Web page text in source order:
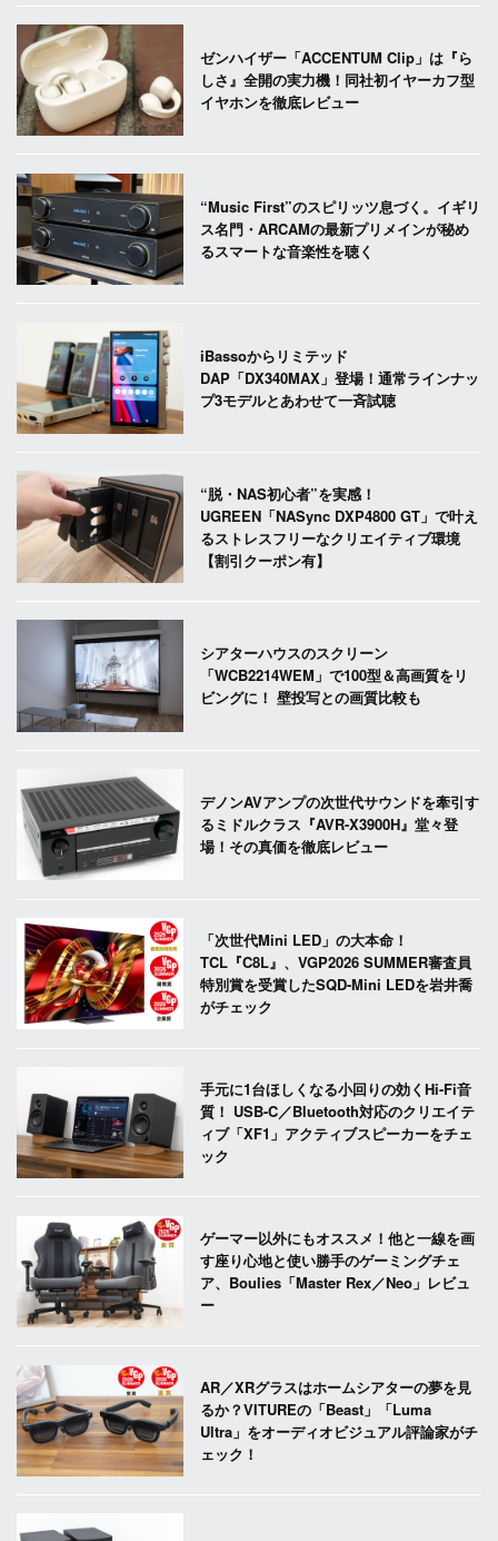
ゼンハイザー「ACCENTUM Clip」は『ら
しさ』全開の実力機！同社初イヤーカフ型
イヤホンを徹底レビュー
“Music First”のスピリッツ息づく。イギリ
ス名門・ARCAMの最新プリメインが秘め
るスマートな音楽性を聴く
iBassoからリミテッド
DAP「DX340MAX」登場！通常ラインナッ
プ3モデルとあわせて一斉試聴
“脱・NAS初心者”を実感！
UGREEN「NASync DXP4800 GT」で叶え
るストレスフリーなクリエイティブ環境
【割引クーポン有】
シアターハウスのスクリーン
「WCB2214WEM」で100型＆高画質をリ
ビングに！ 壁投写との画質比較も
デノンAVアンプの次世代サウンドを牽引す
るミドルクラス『AVR-X3900H』堂々登
場！その真価を徹底レビュー
「次世代Mini LED」の大本命！
TCL『C8L』、VGP2026 SUMMER審査員
特別賞を受賞したSQD-Mini LEDを岩井喬
がチェック
手元に1台ほしくなる小回りの効くHi-Fi音
質！ USB-C／Bluetooth対応のクリエイテ
ィブ「XF1」アクティブスピーカーをチェ
ック
ゲーマー以外にもオススメ！他と一線を画
す座り心地と使い勝手のゲーミングチェ
ア、Boulies「Master Rex／Neo」レビュ
ー
AR／XRグラスはホームシアターの夢を見
るか？VITUREの「Beast」「Luma
Ultra」をオーディオビジュアル評論家がチ
ェック！